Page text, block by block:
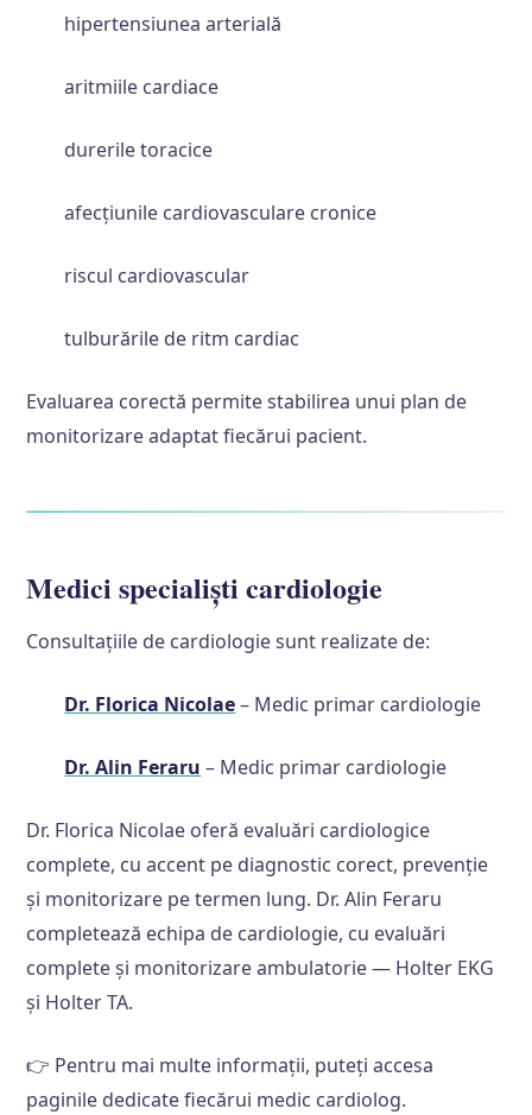
hipertensiunea arterială
aritmiile cardiace
durerile toracice
afecțiunile cardiovasculare cronice
riscul cardiovascular
tulburările de ritm cardiac
Evaluarea corectă permite stabilirea unui plan de
monitorizare adaptat fiecărui pacient.
Medici specialiști cardiologie
Consultațiile de cardiologie sunt realizate de:
Dr. Florica Nicolae– Medic primar cardiologie
Dr. Alin Feraru – Medic primar cardiologie
Dr. Florica Nicolae oferă evaluări cardiologice
complete, cu accent pe diagnostic corect, prevenție
și monitorizare pe termen lung. Dr. Alin Feraru
completează echipa de cardiologie, cu evaluări
complete și monitorizare ambulatorie — Holter EKG
și Holter TA.
👉 Pentru mai multe informații, puteți accesa
paginile dedicate fiecărui medic cardiolog.